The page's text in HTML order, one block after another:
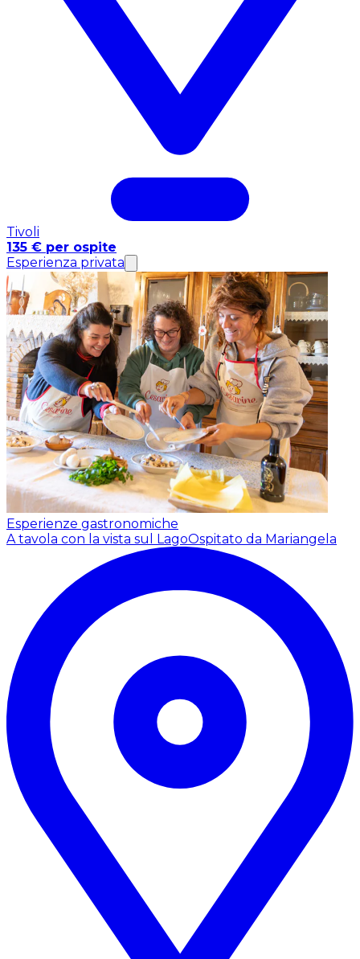
Tivoli
135 € per ospite
Esperienza privata
Esperienze gastronomiche
A tavola con la vista sul LagoOspitato da Mariangela